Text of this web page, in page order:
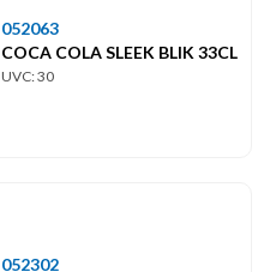
052063
COCA COLA SLEEK BLIK 33CL
UVC: 30
052302